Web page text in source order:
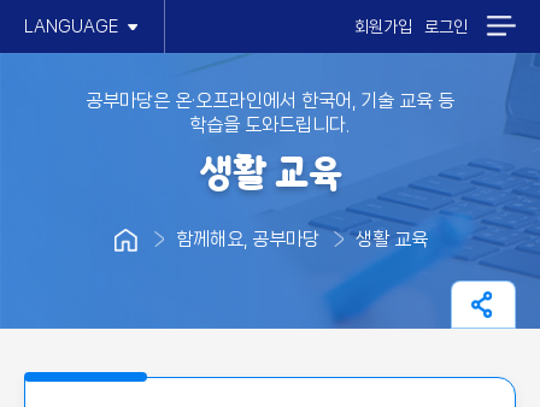
LANGUAGE 회원가입 로그인
공부마당은 온·오프라인에서 한국어, 기술 교육 등
학습을 도와드립니다.
생활 교육
함께해요, 공부마당 생활 교육